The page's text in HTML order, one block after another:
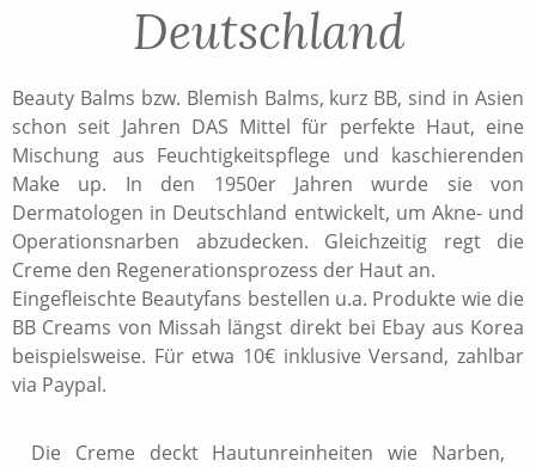
Deutschland
Beauty Balms bzw. Blemish Balms, kurz BB, sind in Asien
schon seit Jahren DAS Mittel für perfekte Haut, eine
Mischung aus Feuchtigkeitspflege und kaschierenden
Make up. In den 1950er Jahren wurde sie von
Dermatologen in Deutschland entwickelt, um Akne- und
Operationsnarben abzudecken. Gleichzeitig regt die
Creme den Regenerationsprozess der Haut an.
Eingefleischte Beautyfans bestellen u.a. Produkte wie die
BB Creams von Missah längst direkt bei Ebay aus Korea
beispielsweise. Für etwa 10€ inklusive Versand, zahlbar
via Paypal.
Die Creme deckt Hautunreinheiten wie Narben,